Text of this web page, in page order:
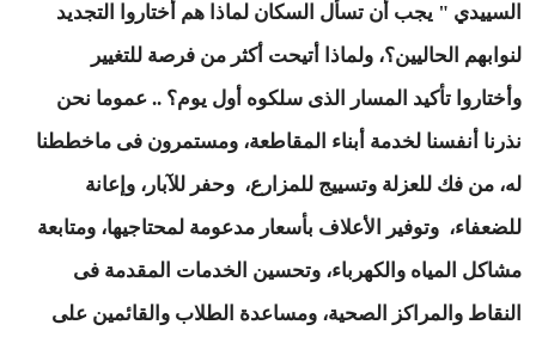
السييدي " يجب أن تسأل السكان لماذا هم أختاروا التجديد
لنوابهم الحاليين؟، ولماذا أتيحت أكثر من فرصة للتغيير
وأختاروا تأكيد المسار الذى سلكوه أول يوم؟ .. عموما نحن
نذرنا أنفسنا لخدمة أبناء المقاطعة، ومستمرون فى ماخططنا
له، من فك للعزلة وتسييج للمزارع، وحفر للآبار، وإعانة
للضعفاء، وتوفير الأعلاف بأسعار مدعومة لمحتاجيها، ومتابعة
مشاكل المياه والكهرباء، وتحسين الخدمات المقدمة فى
النقاط والمراكز الصحية، ومساعدة الطلاب والقائمين على